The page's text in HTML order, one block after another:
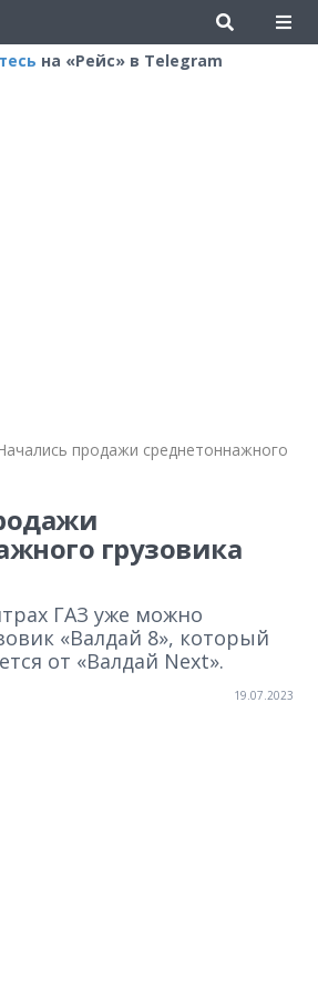
на «Рейс» в Telegram
продажи среднетоннажного
грузовика
ГАЗ уже можно
«Валдай 8», который
от «Валдай Next».
19.07.2023